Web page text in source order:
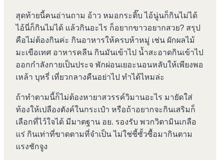
สุดท้ายนี้คนอ่านถาม อ้าว หมอกระติ๊บ ไอ้นู่นก็กินไม่ได้
ไอ้นี่ก็กินไม่ได้ แล้วกินอะไร ก็อยากขาวอยากสวย? สรุป
คือไม่ต้องกินค่ะ กินอาหารให้ครบห้าหมู่ เช่น ผักผลไม้
มะเขือเทศ อาหารคลีน กินมันเข้าไป น้ำสะอาดกินเข้าไป
ออกกำลังกายเป็นประจ พักผ่อนเยอะนอนหลับให้เพียงพอ
เหล้า บุหรี่ เที่ยวกลางคืนอย่าไป ทำได้ไหมล่ะ
ถ้าทำตามนี้ก็ไม่ต้องหายาสวรรค์วิมานอะไร มายัดใส่
ท้องให้เปลืองตังค์ในกระเป๋า หรือถ้าอยากจะกินเสริมก็
เลือกที่ไว้ใจได้ มีมาตฐาน อย. รองรับ พวกวิตามินเกลือ
แร่ กินเท่าที่ขาดตามที่จำเป็น ไม่ใช่ซี้ซั้วซื้อมากินตาม
แรงชักจูง